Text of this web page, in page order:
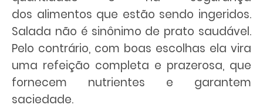
dos alimentos que estão sendo ingeridos.
Salada não é sinônimo de prato saudável.
Pelo contrário, com boas escolhas ela vira
uma refeição completa e prazerosa, que
fornecem nutrientes e garantem
saciedade.